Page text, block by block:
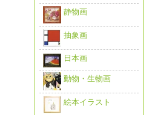
静物画
抽象画
日本画
動物・生物画
絵本イラスト